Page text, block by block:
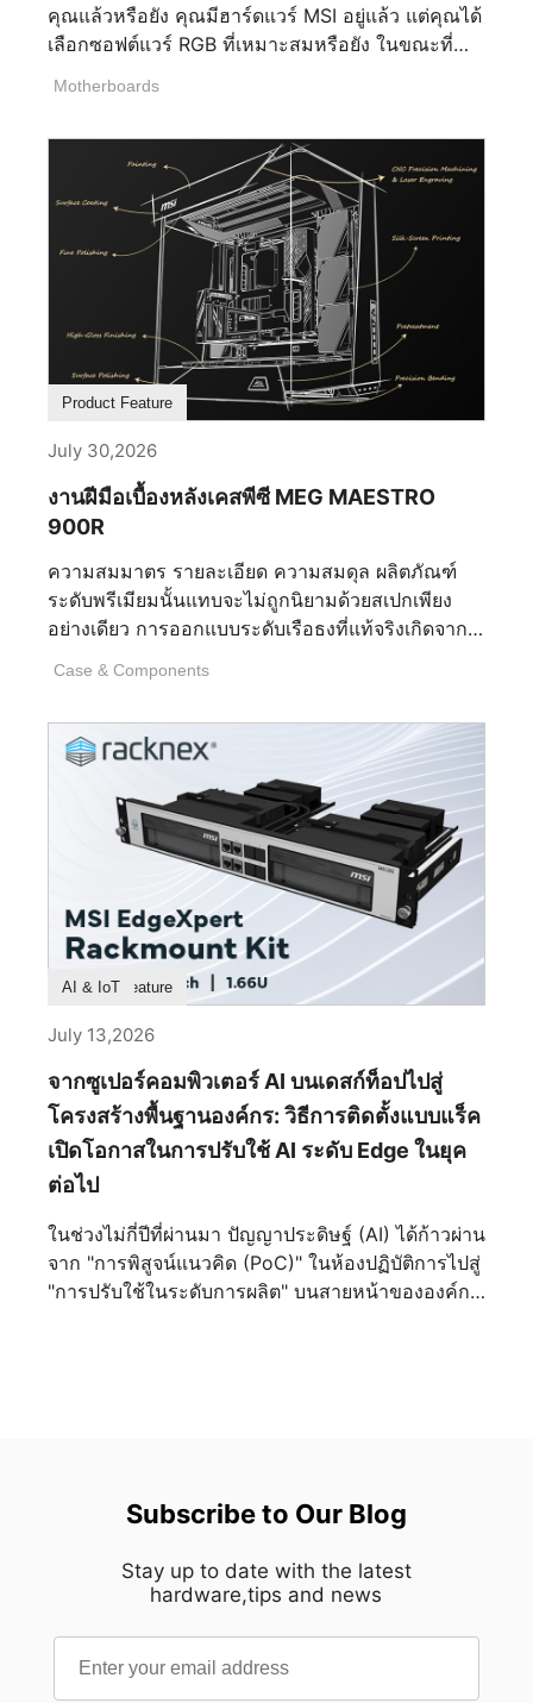
คุณแล้วหรือยัง คุณมีฮาร์ดแวร์ MSI อยู่แล้ว แต่คุณได้
เลือกซอฟต์แวร์ RGB ที่เหมาะสมหรือยัง ในขณะที่
สามารถช่วยให้คุณใช้ประโยชน์เต็มที่จากระบบนิเวศ
MSI หลีกเลี่ยงความซับซ้อนในการตั้งค่าที่ไม่จำเป็น
หรือแม้กระทั่งปรับปรุงประสิทธิภาพของเครื่อง
คอมพิวเตอร์เกม RGB ของคุณ ซอฟต์แวร์ RGB ที่ดี
ที่สุดควรช่วยเพิ่มประสบการณ์ของคุณ ไม่ใช่เป็น
อุปสรรค ทำให้การเลือกของคุณเป็นเรื่องสำคัญ อะไร
คือเงื่อนไขสำคัญ 5 ประการที่กำหนดซอฟต์แวร์ RGB
ที่ดีที่สุด? 1. ซอฟต์แวร์รองรับการใช้งานร่วมกัน
ระหว่างอุปกรณ์ต่าง ๆ ได้หรือไม่ ซอฟต์แวร์รองรับ
การใช้งานร่วมกันอย่างราบรื่นระหว่างอุปกรณ์หลาย
ชิ้นหรือไม่ ซอฟต์แวร์ RGB ที่ดีที่สุด ควรอนุญาตให้ผู้
ความจำ ส่วนประกอบระบบระบายความร้อน อุปกรณ์
ต่อพ่วง และอุปกรณ์ของบุคคลที่สามที่เข้ากันได้จาก
อินเตอร์เฟซเดียว ความเข้ากันได้ที่กว้างขวางช่วยลด
ความซับซ้อนที่ไม่จำเป็น ความต้องการใช้
แอปพลิเคชันหลายตัว และการสิ้นเปลืองทรัพยากรที่มี
ค่าของโปรเซสเซอร์ แรม และที่เก็บข้อมูลของคุณ
การใช้งานพีซีที่เรียบง่ายและมีประสิทธิภาพยิ่งขึ้น
ปรับแต่งละเอียดอย่างไร — สี เอฟเฟกต์ และโปรไฟล์?
ตัวเลือกการปรับแต่งไฟ RGB มีความยืดหยุ่นเพียงไร
รวมถึงสี เอฟเฟกต์ และโปรไฟล์? โหมดไฟ RGB: 10
โหมดไฟในตัว รวมถึง Wave, Steady, Flame,
Breath, CPU Temperature, Color Ring, [...]
Motherboards
Product Feature
July 30,2026
งานฝีมือเบื้องหลังเคสพีซี MEG MAESTRO
900R
ความสมมาตร รายละเอียด ความสมดุล ผลิตภัณฑ์
ระดับพรีเมียมนั้นแทบจะไม่ถูกนิยามด้วยสเปกเพียง
อย่างเดียว การออกแบบระดับเรือธงที่แท้จริงเกิดจาก
ก่อนที่จะมีการติดตั้งชิ้นส่วนแรก นั่นคือการตัดสินใจ
ขัดเกลาทุกรายละเอียดจนเหลือไว้แต่สิ่งที่สมบูรณ์แบบ
ที่สุด MEG MAESTRO 900R คือตัวแทนของปรัชญา
นี้อย่างแท้จริง ในฐานะเคสระดับเรือธงของ MSI เคสนี้
ไม่ได้ถูกออกแบบมาเพื่อให้เป็นเพียงแค่ตู้อวดโฉม
ฮาร์ดแวร์ไฮเอนด์เท่านั้น แต่ถูกรังสรรค์ให้เป็นชิ้นงาน
สถาปัตยกรรมชิ้นเอก ที่ซึ่งความแม่นยำทางวิศวกรรม
และความประณีตงดงามผสานกันอย่างลงตัว ทุกๆ เส้น
สาย ทุกพื้นผิว และทุกการหักเหของแสงได้รับการ
ไตร่ตรองมาเป็นอย่างดี เพื่อสร้างสรรค์รูปทรงที่ดูเหนือ
กาลเวลามากกว่าที่จะวิ่งตามกระแส ผลลัพธ์ที่ได้จึง
เป็นมากกว่าเคสพีซีระดับพรีเมียม แต่มันคือการ
โครงสร้างและความสุนทรียภาพหลอมรวมเข้าด้วยกัน
จนแยกออกจากกันไม่ได้ จุดเริ่มต้นแห่งความสมดุลอัน
สมบูรณ์แบบ ตลอดหน้าประวัติศาสตร์ ความสมมาตร
เป็นตัวแทนของความมั่นคง ความเป็นระเบียบ
เรียบร้อย และความยั่งยืน นับตั้งแต่วสถาปัตยกรรม
คลาสสิกไปจนถึงการออกแบบอุตสาหกรรมสมัยใหม่
สายตามนุษย์มักจะดึงดูดเข้าหาองค์ประกอบที่มีความ
สมดุลโดยสัญชาตญาณ MEG MAESTRO 900R นำ
ด้วยการตัดสิ่งรบกวนทางสายตาที่ไม่จำเป็นออกไป
เป็นธรรมชาติ เปิดโอกาสให้ทุกๆ รายละเอียดปรากฏ
เด่นชัดด้วยความคมชัดน่าทึ่ง แทนที่จะทำให้รู้สึก
ความเงียบสงบ นี่คือความสมดุลที่ได้รับการขัดเกลา
จนสมบูรณ์แบบ การขัดเกลาผ่านกระบวนการผลิตเก้า
Case & Components
Product Feature
AI & IoT
July 13,2026
จากซูเปอร์คอมพิวเตอร์ AI บนเดสก์ท็อปไปสู่
โครงสร้างพื้นฐานองค์กร: วิธีการติดตั้งแบบแร็ค
เปิดโอกาสในการปรับใช้ AI ระดับ Edge ในยุค
ต่อไป
ในช่วงไม่กี่ปีที่ผ่านมา ปัญญาประดิษฐ์ (AI) ได้ก้าวผ่าน
จาก "การพิสูจน์แนวคิด (PoC)" ในห้องปฏิบัติการไปสู่
"การปรับใช้ในระดับการผลิต" บนสายหน้าขององค์กร
เผชิญกับความท้าทายที่เป็นจริงและเกี่ยวข้องกับปัญหา
ทรงพลังที่สุดแล้ว แต่เราจะใส่ไว้ที่ไหน? เราจะทำ
อย่างไรให้มันผสานเข้ากับห้องเซิร์ฟเวอร์ไอทีที่มีอยู่
ของเราได้อย่างปลอดภัยและมีประสิทธิภาพ?" เพื่อ
เชื่อมช่องว่างสุดท้ายในการปรับใช้งาน Edge AI
Subscribe to Our Blog
Stay up to date with the latest
hardware,tips and news